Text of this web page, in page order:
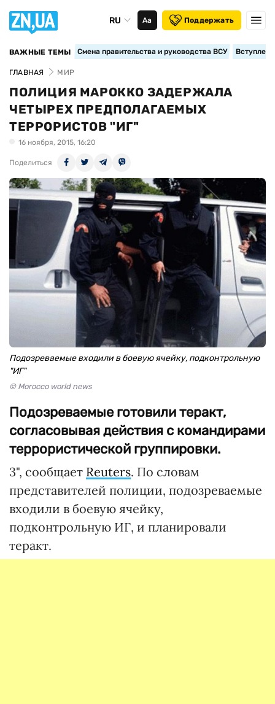
RU Аа Поддержать
ВАЖНЫЕ ТЕМЫ Смена правительства и руководства ВСУ
ГЛАВНАЯ МИР
ПОЛИЦИЯ МАРОККО ЗАДЕРЖАЛА
ЧЕТЫРЕХ ПРЕДПОЛАГАЕМЫХ
ТЕРРОРИСТОВ "ИГ"
16 ноября, 2015, 16:20
Поделиться
Подозреваемые входили в боевую ячейку, подконтрольную
"ИГ"
© Morocco world news
Подозреваемые готовили теракт,
согласовывая действия с командирами
террористической группировки.
3", сообщает Reuters. По словам
представителей полиции, подозреваемые
входили в боевую ячейку,
подконтрольную ИГ, и планировали
теракт.